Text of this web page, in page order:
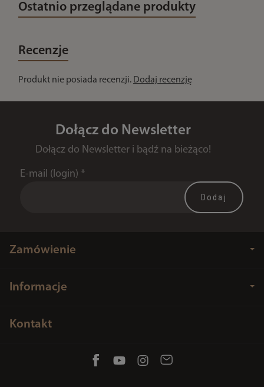
Ostatnio przeglądane produkty
Recenzje
Produkt nie posiada recenzji. Dodaj recenzję
Dołącz do Newsletter
Dołącz do Newsletter i bądź na bieżąco!
E-mail (login) *
Zamówienie
Informacje
Kontakt